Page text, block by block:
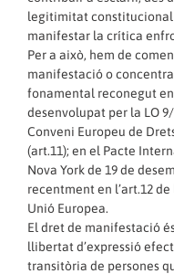
legitimitat constitucional
manifestar la crítica
Per a això, hem de
manifestació o
fonamental reconegut
desenvolupat per la LO
Conveni Europeu de
(art.11); en el Pacte
Nova York de 19 de
recentment en l’art.12
Unió Europea.
El dret de manifestació
llibertat d’expressió
transitòria de persones